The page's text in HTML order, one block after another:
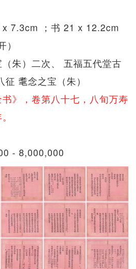
7.3cm ；书 21 x 12.2cm
朱）二次、 五福五代堂古
耄念之宝（朱）
》，卷第八十七，八旬万寿
- 8,000,000